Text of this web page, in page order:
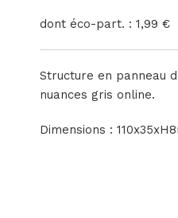
dont éco-part. : 1,99 €
Structure en panneau
nuances gris online.
Dimensions :